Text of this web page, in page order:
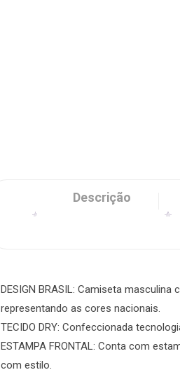
Descrição
DESIGN BRASIL: Camiseta
representando as cores nacionais.
TECIDO DRY: Confeccionada
ESTAMPA FRONTAL: Conta com
com estilo.